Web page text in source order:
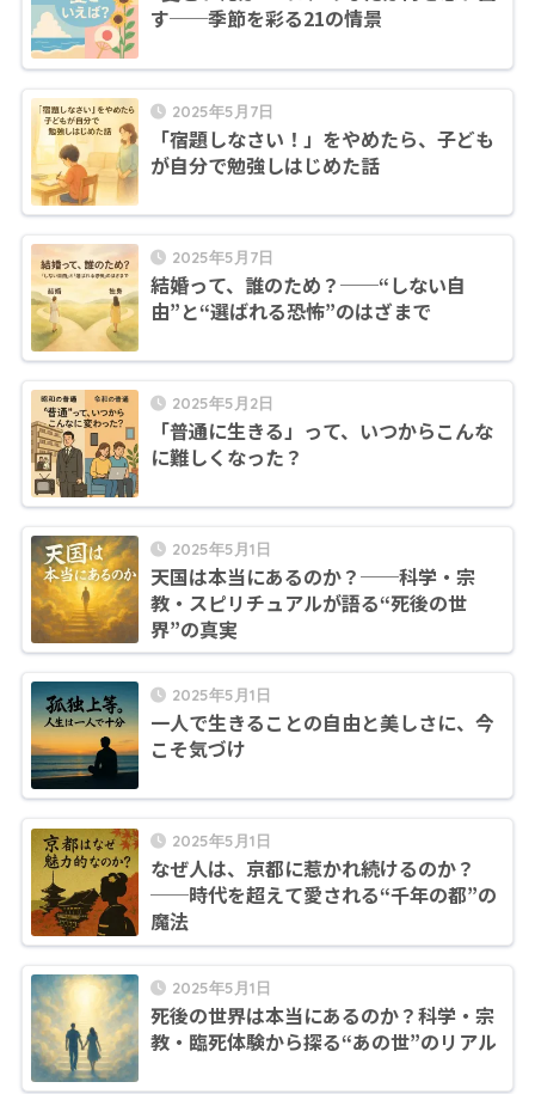
す──季節を彩る21の情景
2025年5月7日
「宿題しなさい！」をやめたら、子ども
が自分で勉強しはじめた話
2025年5月7日
結婚って、誰のため？──“しない自
由”と“選ばれる恐怖”のはざまで
2025年5月2日
「普通に生きる」って、いつからこんな
に難しくなった？
2025年5月1日
天国は本当にあるのか？──科学・宗
教・スピリチュアルが語る“死後の世
界”の真実
2025年5月1日
一人で生きることの自由と美しさに、今
こそ気づけ
2025年5月1日
なぜ人は、京都に惹かれ続けるのか？
──時代を超えて愛される“千年の都”の
魔法
2025年5月1日
死後の世界は本当にあるのか？科学・宗
教・臨死体験から探る“あの世”のリアル